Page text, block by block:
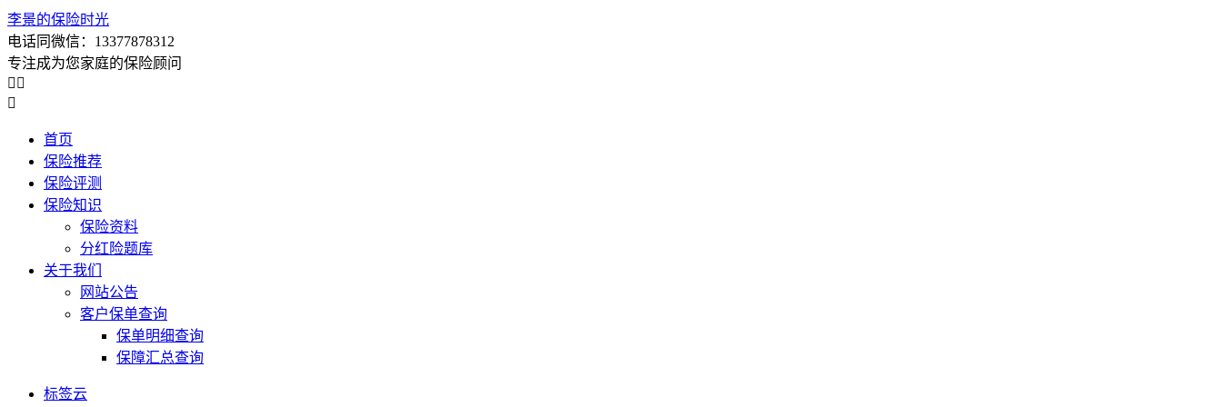
李景的保险时光
电话同微信：13377878312
专注成为您家庭的保险顾问
 

首页
保险推荐
保险评测
保险知识
保险资料
分红险题库
关于我们
网站公告
客户保单查询
保单明细查询
保障汇总查询
标签云